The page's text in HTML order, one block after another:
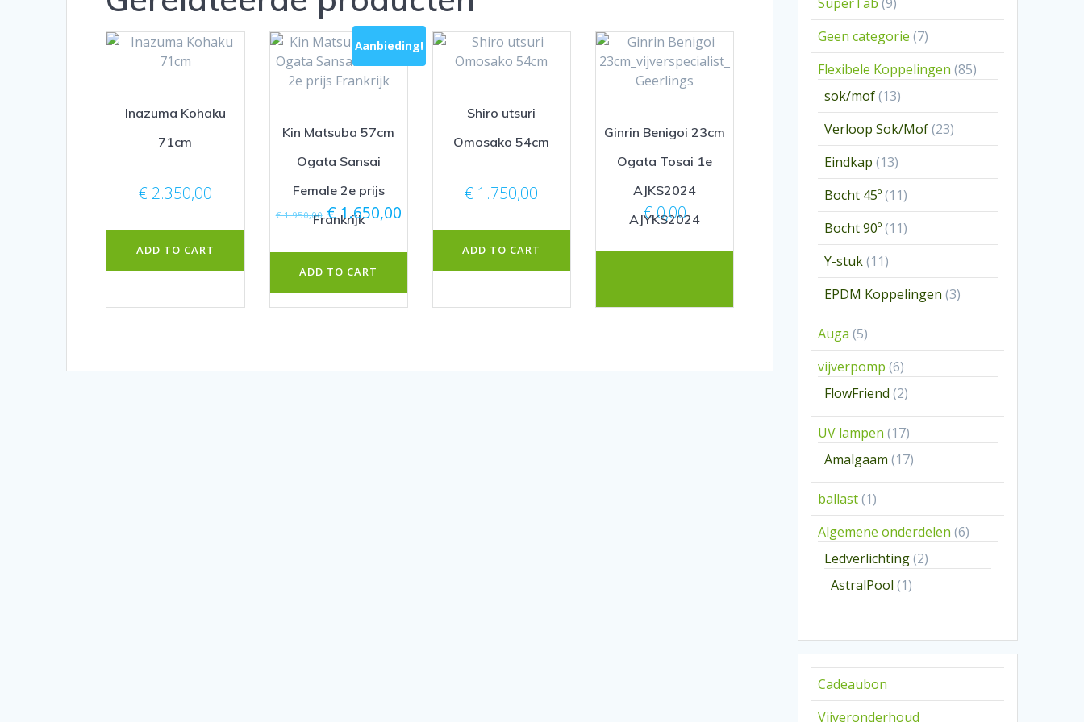
Inazuma Kohaku
71cm
€ 2.350,00
ADD TO CART
Aanbieding!
Kin Matsuba 57cm
Ogata Sansai
Female 2e prijs
Frankrijk
€1.950,00 Oorspronkelijke
prijs
was:
€ 1.950,00.
€1.650,00Huidige
is:
€ 1.650,00.
ADD TO CART
Shiro utsuri
Omosako 54cm
€ 1.750,00
ADD TO CART
Ginrin Benigoi 23cm
Ogata Tosai 1e
AJKS2024
AJYKS2024
€0,00
producten
Geen categorie 77
producten
Flexibele Koppelingen 8585
sok/mof 1313
producten
Verloop Sok/Mof 2323
producten
Eindkap 1313
producten
Bocht 45º 1111
producten
Bocht 90º 1111
producten
Y-stuk 1111
producten
EPDM Koppelingen 33
producten
Auga 55
producten
vijverpomp 66
producten
FlowFriend 22
producten
UV lampen 1717
producten
Amalgaam 1717
producten
ballast 11
product
Algemene onderdelen 66
Ledverlichting 22
AstralPool 11
Cadeaubon
Vijveronderhoud